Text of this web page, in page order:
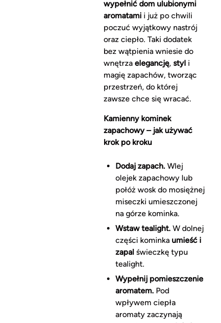
wypełnić dom ulubionymi
aromatamii już po chwili
poczuć wyjątkowy nastrój
oraz ciepło. Taki dodatek
bez wątpienia wniesie do
wnętrza elegancję, styl i
magię zapachów, tworząc
przestrzeń, do której
zawsze chce się wracać.
Kamienny kominek
zapachowy – jak używać
krok po kroku
Dodaj zapach.Wlej
olejek zapachowy lub
połóż wosk do mosiężnej
miseczki umieszczonej
na górze kominka.
Wstaw tealight.W dolnej
części kominka umieść i
zapal świeczkę typu
tealight.
Wypełnij pomieszczenie
aromatem.Pod
wpływem ciepła
aromaty zaczynają